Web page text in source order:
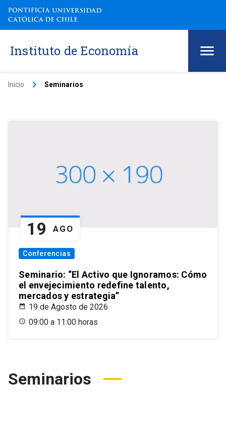
Instituto de Economía
Inicio keyboard_arrow_right Seminarios
19 AGO
Conferencias
Seminario: “El Activo que Ignoramos: Cómo
el envejecimiento redefine talento,
mercados y estrategia”
19 de Agosto de 2026
09:00 a 11:00 horas
Seminarios